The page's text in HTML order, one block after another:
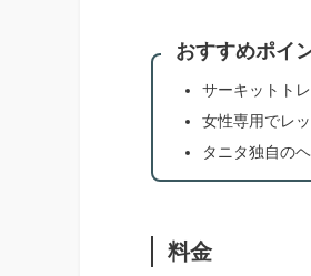
おすすめポイ
サーキットト
女性専用でレ
タニタ独自の
料金